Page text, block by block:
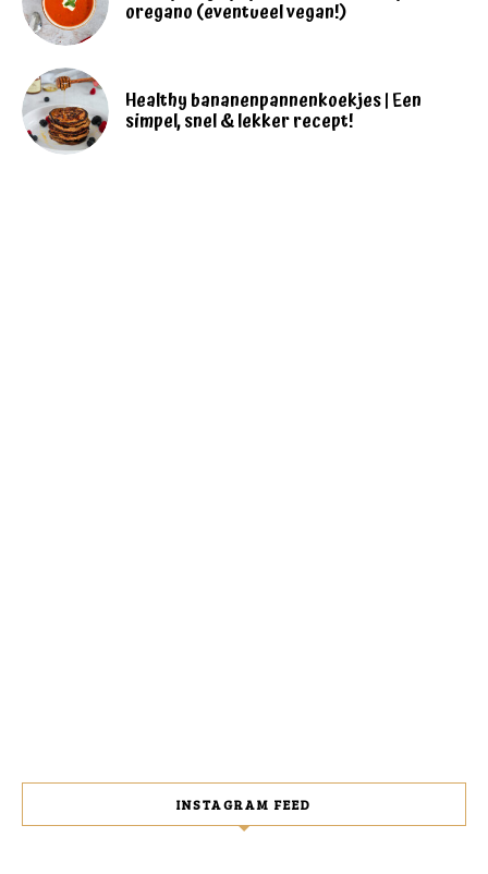
oregano (eventueel vegan!)
Healthy bananenpannenkoekjes | Een
simpel, snel & lekker recept!
INSTAGRAM FEED